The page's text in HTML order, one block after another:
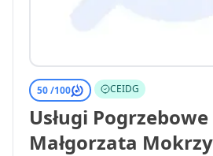
50 /100 CEIDG
Usługi Pogrzebowe
Małgorzata